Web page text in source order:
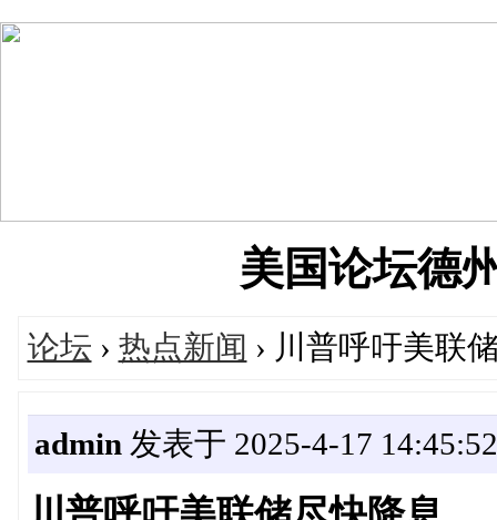
美国论坛德
论坛 › 热点新闻 › 川普呼吁美联
admin 发表于 2025-4-17 14:45:52